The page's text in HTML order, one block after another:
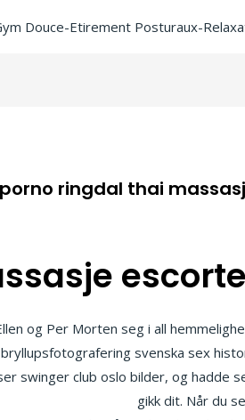
Douce-Etirement Posturaux-
ringdal thai
og Per Morten seg i all
svenska sex
swinger club oslo bilder, og hadde
gikk dit. Når du